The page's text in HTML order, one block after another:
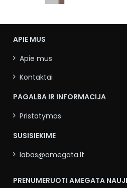
APIE MUS
Apie mus
Kontaktai
PAGALBA IR INFORMACIJA
Pristatymas
SUSISIEKIME
labas@amegata.lt
PRENUMERUOTI AMEGATA